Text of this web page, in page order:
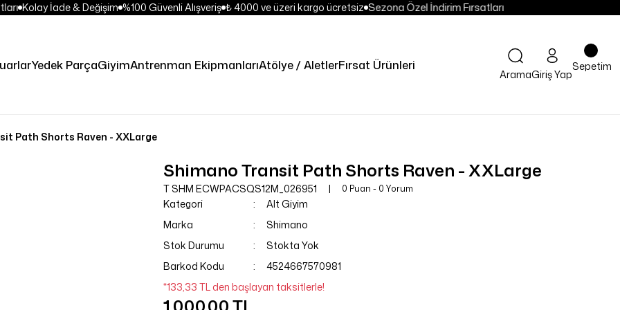
Kolay İade & Değişim %100 Güvenli Alışveriş ₺ 4000 ve üzeri kargo ücretsiz Sezona Özel İndirim Fırsatları
Yedek ParçaGiyimAntrenman EkipmanlarıAtölye / AletlerFırsat Ürünleri
AramaGiriş Yap
Sepetim
Path Shorts Raven - XXLarge
Shimano Transit Path Shorts Raven - XXLarge
T SHM ECWPACSQS12M_026951 0 Puan - 0 Yorum
Kategori
Alt Giyim
Marka
Shimano
Stok Durumu
Stokta Yok
Barkod Kodu
4524667570981
*133,33 TL den başlayan taksitlerle!